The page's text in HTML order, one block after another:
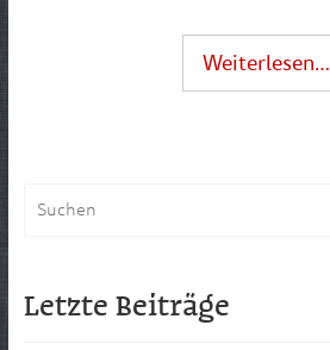
Weiterlesen…
Letzte Beiträge